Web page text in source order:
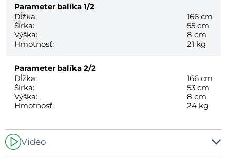
Parameter balíka 1/2
Dĺžka:
166 cm
Šírka:
55 cm
Výška:
8 cm
Hmotnosť:
21 kg
Parameter balíka 2/2
Dĺžka:
166 cm
Šírka:
53 cm
Výška:
8 cm
Hmotnosť:
24 kg
Video